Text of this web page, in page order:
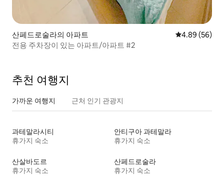
산페드로술라의 아파트 평점 4.89점(5
4.89 (56)
전용 주차장이 있는 아파트/아파트 #2
추천 여행지
가까운 여행지 근처 인기 관광지
과테말라시티
휴가지 숙소
안티구아 과테말라
휴가지 숙소
산살바도르
휴가지 숙소
산페드로술라
휴가지 숙소